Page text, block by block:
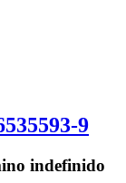
9
indefinido